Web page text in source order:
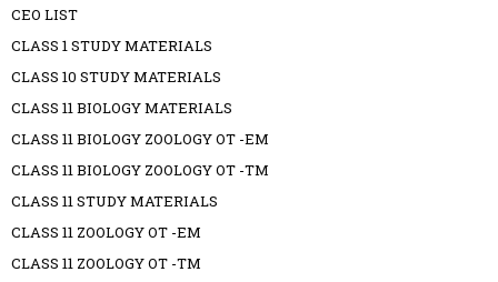
CEO LIST
CLASS 1 STUDY MATERIALS
CLASS 10 STUDY MATERIALS
CLASS 11 BIOLOGY MATERIALS
CLASS 11 BIOLOGY ZOOLOGY OT -EM
CLASS 11 BIOLOGY ZOOLOGY OT -TM
CLASS 11 STUDY MATERIALS
CLASS 11 ZOOLOGY OT -EM
CLASS 11 ZOOLOGY OT -TM